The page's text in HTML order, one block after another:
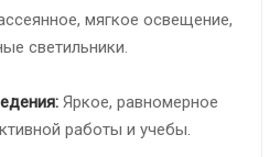
мягкое освещение,
светильники.
Яркое, равномерное
работы и учебы.